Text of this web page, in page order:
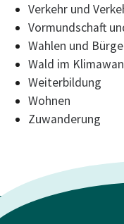
Verkehr und
Vormundschaft
Wahlen und
Wald im
Weiterbildung
Wohnen
Zuwanderung